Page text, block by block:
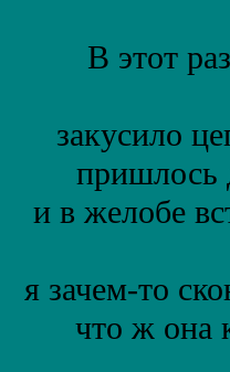
В этот
закусило
пришлось
и в желобе
я зачем-то
что ж она